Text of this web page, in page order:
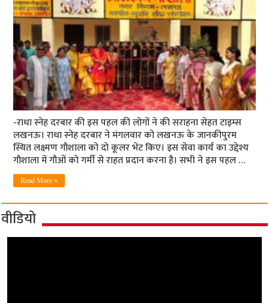
-राधा स्नेह दरबार की इस पहल की लोगों ने की सराहना सेहत टाइम्स
लखनऊ। राधा स्नेह दरबार ने मंगलवार को लखनऊ के जानकीपुरम
स्थित लक्ष्मण गौशाला को दो कूलर भेंट किए। इस सेवा कार्य का उद्देश्य
गौशाला में गौओं को गर्मी से राहत प्रदान करना है। सभी ने इस पहल …
Read More »
वीडियो